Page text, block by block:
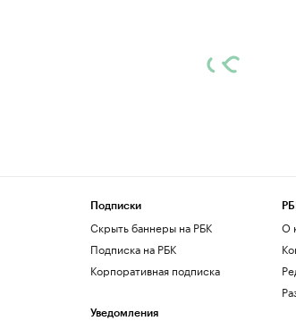
Подписки
Скрыть баннеры на РБК
Подписка на РБК
Корпоративная подписка
Уведомления
О